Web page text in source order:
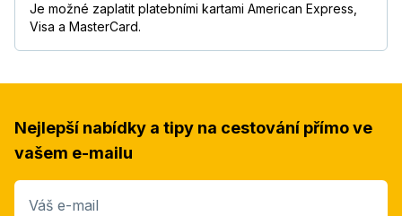
Je možné zaplatit platebními kartami American Express,
Visa a MasterCard.
Nejlepší nabídky a tipy na cestování přímo ve
vašem e-mailu
Váš e-mail